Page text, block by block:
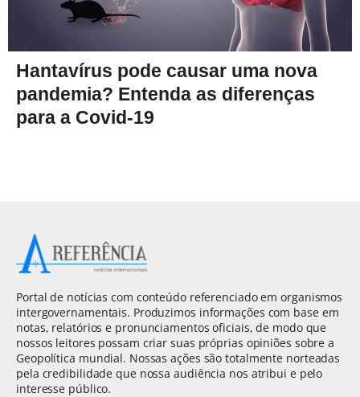
Hantavírus pode causar uma nova
pandemia? Entenda as diferenças
para a Covid-19
Portal de notícias com conteúdo referenciado em organismos
intergovernamentais. Produzimos informações com base em
notas, relatórios e pronunciamentos oficiais, de modo que
nossos leitores possam criar suas próprias opiniões sobre a
Geopolítica mundial. Nossas ações são totalmente norteadas
pela credibilidade que nossa audiência nos atribui e pelo
interesse público.